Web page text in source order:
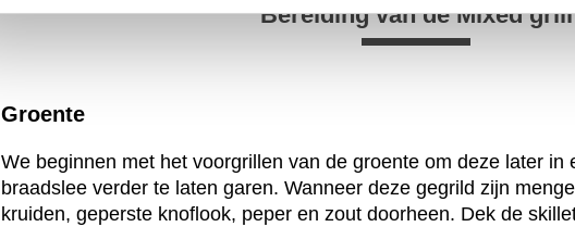
Bereiding van de Mixed grill
Groente
We beginnen met het voorgrillen van de groente om deze later in
braadslee verder te laten garen. Wanneer deze gegrild zijn
kruiden, geperste knoflook, peper en zout doorheen. Dek de